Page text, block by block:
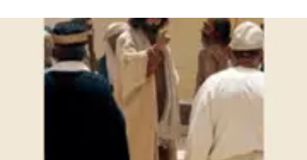
alunos e mestres, inclusive o número de páginas.
ORIENTAÇÃO PEDAGÓGICA Em Lucas 19, 20 e 21 há
48 ,47 e 38 versos, respectivamente. Sugerimos
começar a aula lendo, com todos os presentes, Lucas
19.1-10, 28-40 (5